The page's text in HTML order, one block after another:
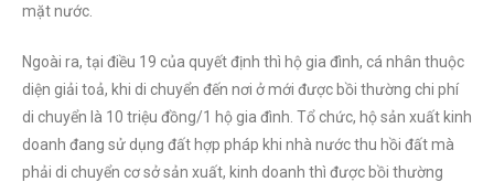
mặt nước.
Ngoài ra, tại điều 19 của quyết định thì hộ gia đình, cá nhân thuộc
diện giải toả, khi di chuyển đến nơi ở mới được bồi thường chi phí
di chuyển là 10 triệu đồng/1 hộ gia đình. Tổ chức, hộ sản xuất kinh
doanh đang sử dụng đất hợp pháp khi nhà nước thu hồi đất mà
phải di chuyển cơ sở sản xuất, kinh doanh thì được bồi thường